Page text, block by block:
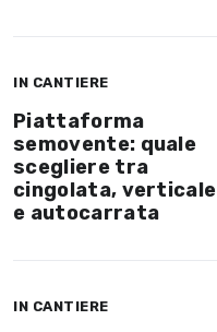
IN CANTIERE
Piattaforma
semovente: quale
scegliere tra
cingolata, verticale
e autocarrata
IN CANTIERE